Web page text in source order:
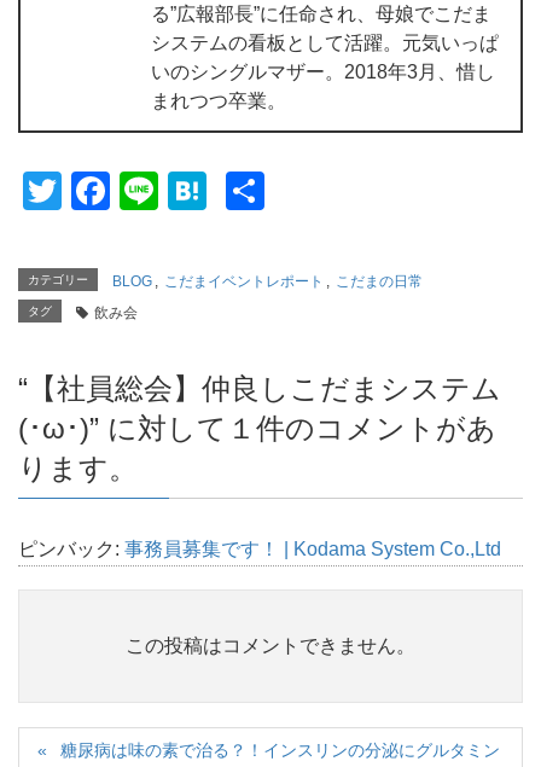
る”広報部長”に任命され、母娘でこだま
システムの看板として活躍。元気いっぱ
いのシングルマザー。2018年3月、惜し
まれつつ卒業。
T
tt
er
F
c
e
o
o
Li
e
H
e
カテゴリー BLOG , こだまイベントレポート , こだまの日常
タグ 飲み会
“ 【社員総会】仲良しこだまシステム
(･ω･)” に対して１件のコメントがあ
ります。
ピンバック: 事務員募集です！ | Kodama System Co.,Ltd
この投稿はコメントできません。
糖尿病は味の素で治る？！インスリンの分泌にグルタミン